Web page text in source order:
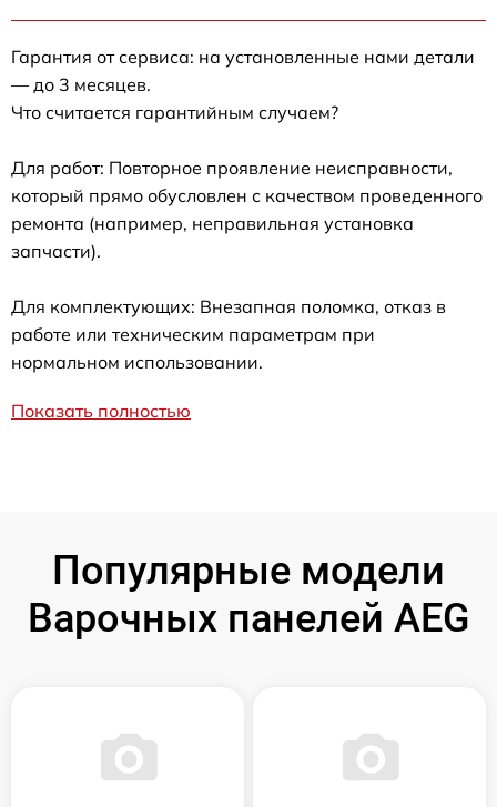
Гарантия от сервиса: на установленные нами детали
— до 3 месяцев.
Что считается гарантийным случаем?
Для работ: Повторное проявление неисправности,
который прямо обусловлен с качеством проведенного
ремонта (например, неправильная установка
запчасти).
Для комплектующих: Внезапная поломка, отказ в
работе или техническим параметрам при
нормальном использовании.
Показать полностью
Популярные модели
Варочных панелей AEG